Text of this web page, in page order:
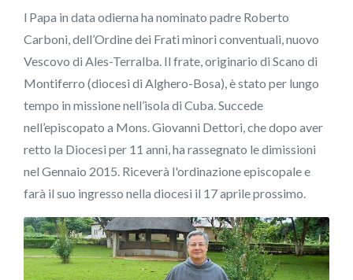
l Papa in data odierna ha nominato padre Roberto
Carboni, dell’Ordine dei Frati minori conventuali, nuovo
Vescovo di Ales-Terralba. Il frate, originario di Scano di
Montiferro (diocesi di Alghero-Bosa), è stato per lungo
tempo in missione nell’isola di Cuba. Succede
nell’episcopato a Mons. Giovanni Dettori, che dopo aver
retto la Diocesi per 11 anni, ha rassegnato le dimissioni
nel Gennaio 2015. Riceverà l'ordinazione episcopale e
farà il suo ingresso nella diocesi il 17 aprile prossimo.